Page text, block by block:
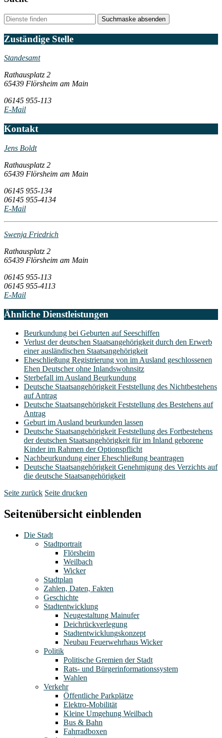
Suchmaske absenden
Zuständige Stelle
Standesamt
Rathausplatz 2
65439 Flörsheim am Main
06145 955-113
E-Mail
Kontakt
Jens Boldt
Rathausplatz 2
65439 Flörsheim am Main
06145 955-134
06145 955-4134
E-Mail
Swenja Friedrich
Rathausplatz 2
65439 Flörsheim am Main
06145 955-113
06145 955-4113
E-Mail
Ähnliche Dienstleistungen
Beurkundung bei Geburten auf Seeschiffen
Verlust der deutschen Staatsangehörigkeit durch den Erwerb
einer ausländischen Staatsangehörigkeit
Eheschließung Registrierung von im Ausland geschlossenen
Ehen Deutscher ohne Inlandswohnsitz
Sterbefall im Ausland Beurkundung
Deutsche Staatsangehörigkeit Feststellung des Nichtbestehens
auf Antrag
Deutsche Staatsangehörigkeit Feststellung des Bestehens auf
Antrag
Geburt im Ausland beurkunden lassen
Deutsche Staatsangehörigkeit Feststellung des Fortbestehens
der deutschen Staatsangehörigkeit für im Inland geborene
Kinder im Rahmen der Optionspflicht
Nachbeurkundung einer Eheschließung beantragen
Deutsche Staatsangehörigkeit Genehmigung des Verzichts auf
die deutsche Staatsangehörigkeit
Seite zurück Seite drucken
Seitenübersicht einblenden
Die Stadt
Stadtportrait
Flörsheim
Weilbach
Wicker
Stadtplan
Zahlen, Daten, Fakten
Geschichte
Stadtentwicklung
Neugestaltung Mainufer
Deichrückverlegung
Stadtentwicklungskonzept
Neubau Feuerwehrhaus Wicker
Politik
Politische Gremien der Stadt
Rats- und Bürgerinformationssystem
Wahlen
Verkehr
Öffentliche Parkplätze
Elektro-Mobilität
Kleine Umgehung Weilbach
Bus & Bahn
Fahrradboxen